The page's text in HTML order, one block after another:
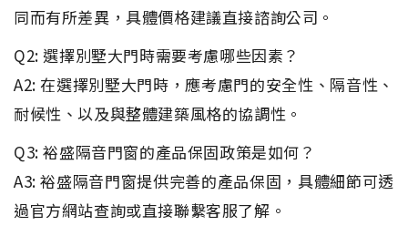
同而有所差異，具體價格建議直接諮詢公司。
Q2: 選擇別墅大門時需要考慮哪些因素？
A2: 在選擇別墅大門時，應考慮門的安全性、隔音性、
耐候性、以及與整體建築風格的協調性。
Q3: 裕盛隔音門窗的產品保固政策是如何？
A3: 裕盛隔音門窗提供完善的產品保固，具體細節可透
過官方網站查詢或直接聯繫客服了解。